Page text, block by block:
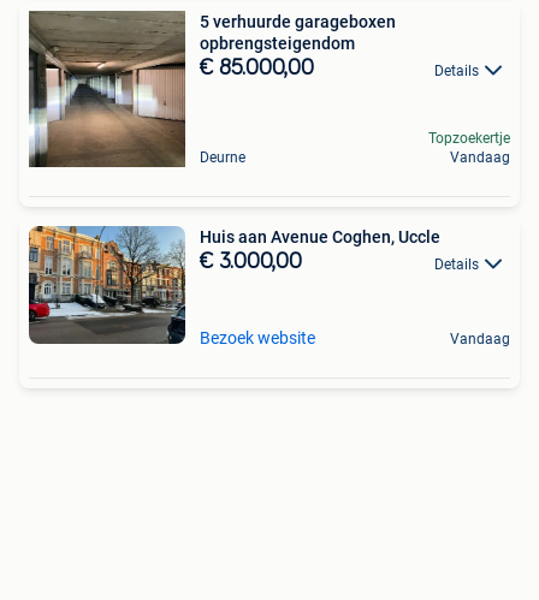
5 verhuurde garageboxen
opbrengsteigendom
€ 85.000,00 Details
Deurne
Topzoekertje
Vandaag
Huis aan Avenue Coghen, Uccle
€ 3.000,00 Details
Bezoek website Vandaag